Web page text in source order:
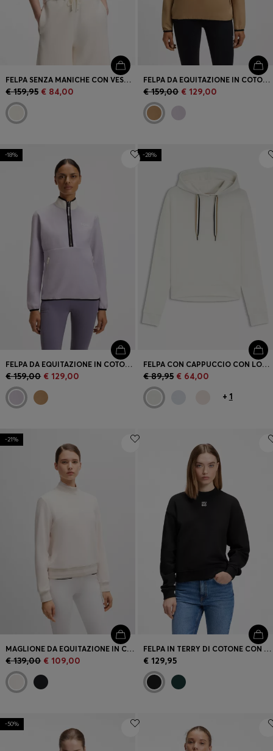
FELPA SENZA MANICHE CON VESTIBILITÀ AMPIA E ORLO A V
€ 159,95 € 84,00
FELPA DA EQUITAZIONE IN COTONE ELASTICIZZATO CON ZIP A UN QUARTO
€ 159,00 € 129,00
-18%
FELPA DA EQUITAZIONE IN COTONE ELASTICIZZATO CON ZIP A UN QUARTO
€ 159,00 € 129,00
-28%
FELPA CON CAPPUCCIO CON LOGO E CORDINI CON RIGHE TIPICHE DEL MARCHIO
€ 89,95 € 64,00
+ 1
-21%
MAGLIONE DA EQUITAZIONE IN COTONE ELASTICIZZATO ITALIANO
€ 139,00 € 109,00
FELPA IN TERRY DI COTONE CON LOGO SCOMPOSTO RICAMATO
€ 129,95
-50%